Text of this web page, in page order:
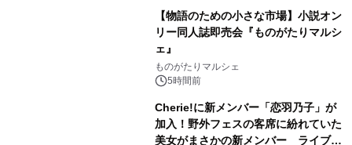
【物語のための小さな市場】小説オン
リー同人誌即売会『ものがたりマルシ
ェ』
ものがたりマルシェ
5時間前
Cherie!に新メンバー「恋羽乃子」が
加入！野外フェスの客席に紛れていた
美女がまさかの新メンバー ライブ中